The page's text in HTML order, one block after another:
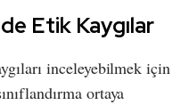
Etik Kaygılar
inceleyebilmek için
ortaya